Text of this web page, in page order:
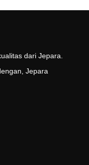
dari Jepara.
Jepara